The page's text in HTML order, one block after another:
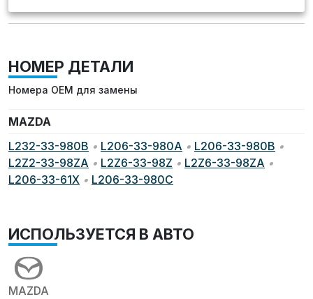
НОМЕР ДЕТАЛИ
Номера OEM для замены
MAZDA
L232-33-980B • L206-33-980A • L206-33-980B •
L2Z2-33-98ZA • L2Z6-33-98Z • L2Z6-33-98ZA •
L206-33-61X • L206-33-980C
ИСПОЛЬЗУЕТСЯ В АВТО
MAZDA